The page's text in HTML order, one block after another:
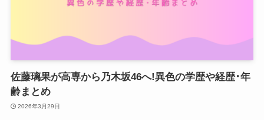
佐藤璃果が高専から乃木坂46へ!異色の学歴や経歴･年
齢まとめ
2026年3月29日